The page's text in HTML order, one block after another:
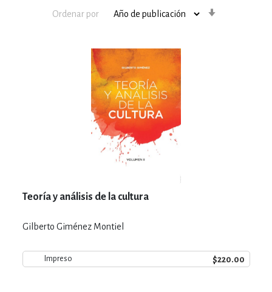
Ordenar por
Teoría y análisis de la cultura
Gilberto Giménez Montiel
Impreso $220.00